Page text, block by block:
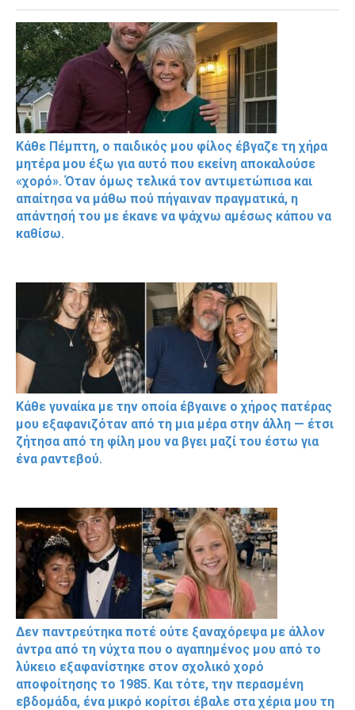
Κάθε Πέμπτη, ο παιδικός μου φίλος έβγαζε τη χήρα
μητέρα μου έξω για αυτό που εκείνη αποκαλούσε
«χορό». Όταν όμως τελικά τον αντιμετώπισα και
απαίτησα να μάθω πού πήγαιναν πραγματικά, η
απάντησή του με έκανε να ψάχνω αμέσως κάπου να
καθίσω.
Κάθε γυναίκα με την οποία έβγαινε ο χήρος πατέρας
μου εξαφανιζόταν από τη μια μέρα στην άλλη — έτσι
ζήτησα από τη φίλη μου να βγει μαζί του έστω για
ένα ραντεβού.
Δεν παντρεύτηκα ποτέ ούτε ξαναχόρεψα με άλλον
άντρα από τη νύχτα που ο αγαπημένος μου από το
λύκειο εξαφανίστηκε στον σχολικό χορό
αποφοίτησης το 1985. Και τότε, την περασμένη
εβδομάδα, ένα μικρό κορίτσι έβαλε στα χέρια μου τη